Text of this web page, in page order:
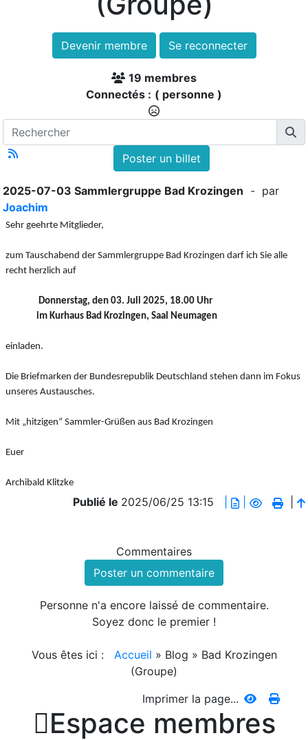
Devenir membre Se reconnecter
19 membres
Connectés : ( personne )
Poster un billet
2025-07-03 Sammlergruppe Bad Krozingen - par
Joachim
Sehr geehrte Mitglieder,
zum Tauschabend der Sammlergruppe Bad Krozingen darf ich Sie alle
recht herzlich auf
Donnerstag, den 03. Juli 2025, 18.00 Uhr
im Kurhaus Bad Krozingen, Saal Neumagen
einladen.
Die Briefmarken der Bundesrepublik Deutschland stehen dann im Fokus
unseres Austausches.
Mit „hitzigen“ Sammler-Grüßen aus Bad Krozingen
Euer
Archibald Klitzke
Publié le 2025/06/25 13:15
Commentaires
Poster un commentaire
Personne n'a encore laissé de commentaire.
Soyez donc le premier !
Vous êtes ici : Accueil » Blog » Bad Krozingen
(Groupe)
Imprimer la page...
Espace membres